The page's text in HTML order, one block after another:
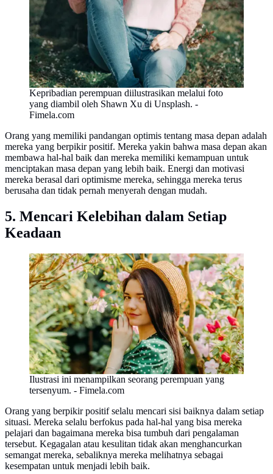
Kepribadian perempuan diilustrasikan melalui foto
yang diambil oleh Shawn Xu di Unsplash. -
Fimela.com
Orang yang memiliki pandangan optimis tentang masa depan adalah
mereka yang berpikir positif. Mereka yakin bahwa masa depan akan
membawa hal-hal baik dan mereka memiliki kemampuan untuk
menciptakan masa depan yang lebih baik. Energi dan motivasi
mereka berasal dari optimisme mereka, sehingga mereka terus
berusaha dan tidak pernah menyerah dengan mudah.
5. Mencari Kelebihan dalam Setiap
Keadaan
Ilustrasi ini menampilkan seorang perempuan yang
tersenyum. - Fimela.com
Orang yang berpikir positif selalu mencari sisi baiknya dalam setiap
situasi. Mereka selalu berfokus pada hal-hal yang bisa mereka
pelajari dan bagaimana mereka bisa tumbuh dari pengalaman
tersebut. Kegagalan atau kesulitan tidak akan menghancurkan
semangat mereka, sebaliknya mereka melihatnya sebagai
kesempatan untuk menjadi lebih baik.